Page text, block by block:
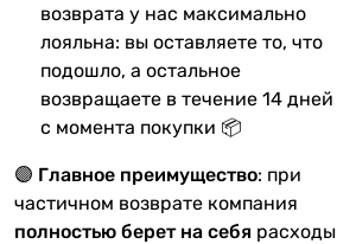
возврата у нас максимально
лояльна: вы оставляете то, что
подошло, а остальное
возвращаете в течение 14 дней
с момента покупки 📦
🟣 Главное преимущество: при
частичном возврате компания
полностью берет на себя расходы